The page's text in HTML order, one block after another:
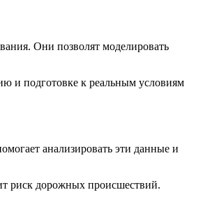
Они позволят моделировать
и подготовке к реальным условиям
анализировать эти данные и
риск дорожных происшествий.